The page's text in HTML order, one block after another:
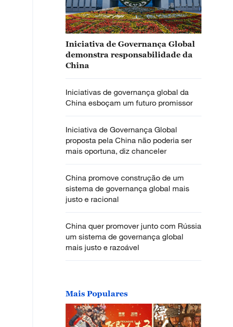
Iniciativa de Governança Global
demonstra responsabilidade da
China
Iniciativas de governança global da
China esboçam um futuro promissor
Iniciativa de Governança Global
proposta pela China não poderia ser
mais oportuna, diz chanceler
China promove construção de um
sistema de governança global mais
justo e racional
China quer promover junto com Rússia
um sistema de governança global
mais justo e razoável
Mais Populares